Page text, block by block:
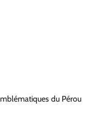
du Pérou